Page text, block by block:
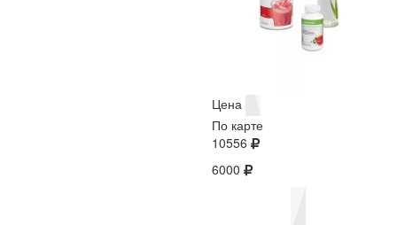
Цена
По карте
10556
6000